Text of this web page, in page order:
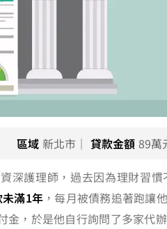
區域 新北市｜ 貸款金額 89萬
深護理師，過去因為理財習
滿1年 ，每月被債務追著跑讓
金，於是他自行詢問了多家代